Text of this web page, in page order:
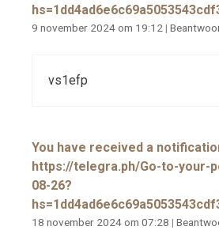
9 november 2024 om 19:12 |
vs1efp
You have received a
https://telegra.ph/Go-to-your-
08-26?
18 november 2024 om 07:28 |